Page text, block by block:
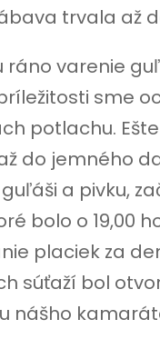
trvala až
ráno varenie
sme
potlachu.
do jemného
a pivku,
bolo o 19,00
placiek za
súťaží bol
nášho